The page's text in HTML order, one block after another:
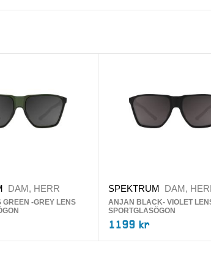
DAM, HERR
-GREY LENS
SPEKTRUM DAM,
ANJAN BLACK- VIOLET
SPORTGLASÖGON
1199 kr